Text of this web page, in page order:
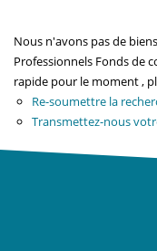
Créer une
Nous n'avons pas de
Professionnels Fonds de
rapide pour le moment ,
Re-soumettre la
Transmettez-nous